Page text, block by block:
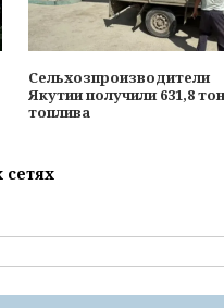
Сельхозпроизводители
Якутии получили 631,8
топлива